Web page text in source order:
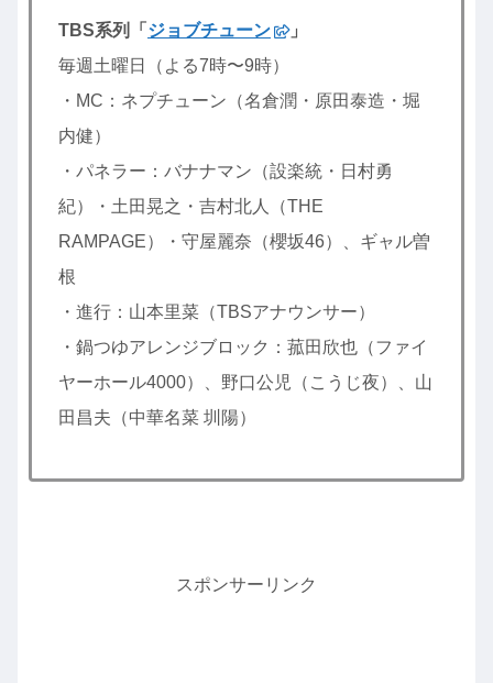
TBS系列「 ジョブチューン
」
毎週土曜日（よる7時〜9時）
・MC：ネプチューン（名倉潤・原田泰造・堀
内健）
・パネラー：バナナマン（設楽統・日村勇
紀）・土田晃之・吉村北人（THE
RAMPAGE）・守屋麗奈（櫻坂46）、ギャル曽
根
・進行：山本里菜（TBSアナウンサー）
・鍋つゆアレンジブロック：菰田欣也（ファイ
ヤーホール4000）、野口公児（こうじ夜）、山
田昌夫（中華名菜 圳陽）
スポンサーリンク